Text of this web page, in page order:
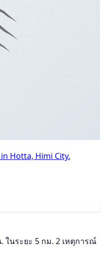
Hotta, Himi City.
ในระยะ 5 กม. 2 เหตุการณ์